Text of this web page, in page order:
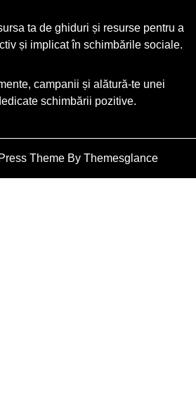
ta de ghiduri și resurse pentru a
și implicat în schimbările sociale.
campanii și alătură-te unei
schimbării pozitive.
Theme By Themesglance